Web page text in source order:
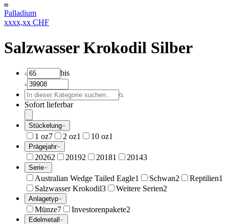
Palladium
xxxx,xx CHF
Salzwasser Krokodil Silber
bis
Sofort lieferbar
Stückelung
1 oz7 2 oz1 10 oz1
Prägejahr
20262 20192 20181 20143
Serie
Australian Wedge Tailed Eagle1 Schwan2 Reptilien1
Salzwasser Krokodil3 Weitere Serien2
Anlagetyp
Münze7 Investorenpakete2
Edelmetall